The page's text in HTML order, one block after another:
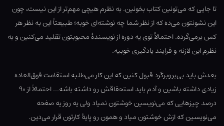
تا جایی که می‌تونین کتاب بخونین. به نظرم هیچی مهم‌تر از این نیست، چون
این نشونتون می‌ده که از نظر شما چه نوشته‌ای خوبه؛ طبیعتاً این به نظر هر
کس برمی‌گرده. احتمالاً توی یه دوره از نویسندۀ محبوبتون تقلید می‌کنین و به
نظرم این لازنه و فرایند یادگیری خوبیه.
بعدش باید بی‌بروبرگرد قبول کنین که این کار می‌طلبه استقامت فوق‌العاده
زیادی داشته باشین و آدم باید استحقاقش رو داشته باشه… احتمالاً از ۹۰
درصد چیزهایی که می‌نویسین خوشتون نمیاد ولی یه روز یه صفحه
می‌نویسین که ازش خوشتون میاد و همون رو پایۀ کارتون قرار می‌دین.